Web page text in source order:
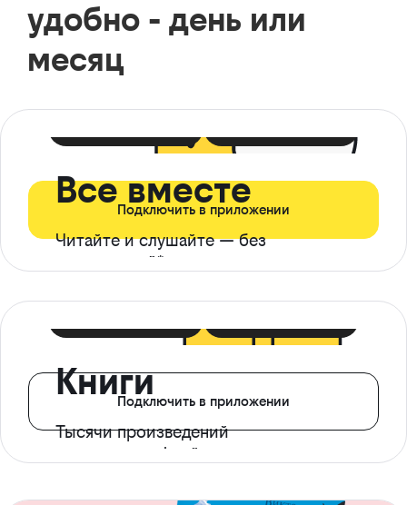
удобно - день или
месяц
Все вместе
Читайте и слушайте — без
ограничений*
Подключить в приложении
Книги
Тысячи произведений
с доступом офлайн
Подключить в приложении